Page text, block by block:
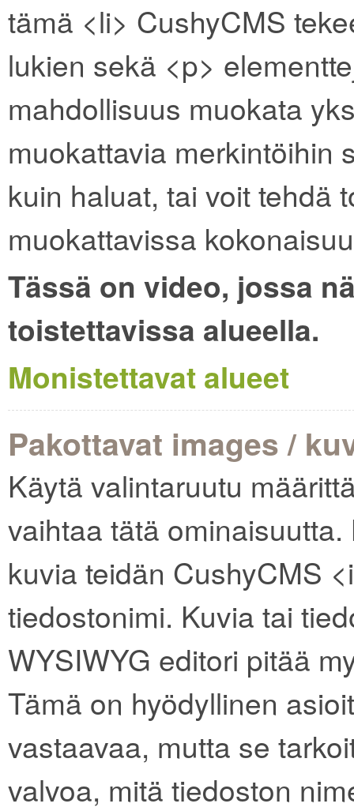
tämä <li> CushyCMS
lukien sekä <p>
mahdollisuus muokata
muokattavia merkintöihin
kuin haluat, tai voit tehdä
muokattavissa
Tässä on video, jossa
toistettavissa alueella.
Monistettavat alueet
Pakottavat images /
Käytä valintaruutu
vaihtaa tätä
kuvia teidän CushyCMS
tiedostonimi. Kuvia tai
WYSIWYG editori pitää
Tämä on hyödyllinen
vastaavaa, mutta se
valvoa, mitä tiedoston